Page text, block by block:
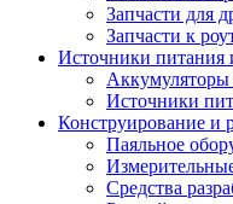
Запчасти для
Запчасти к
Источники питания
Аккумуляторы
Источники
Конструирование и
Паяльное
Средства